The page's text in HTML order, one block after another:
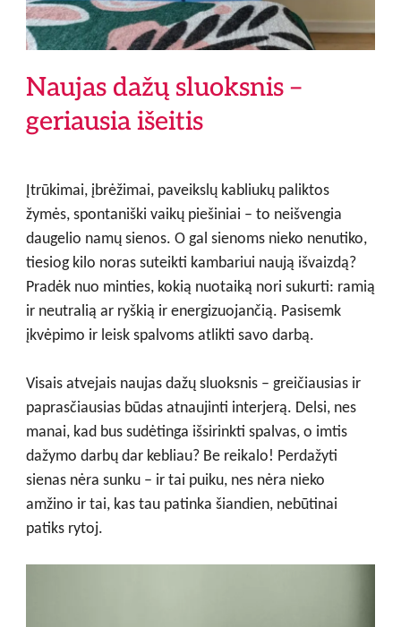
Naujas dažų sluoksnis –
geriausia išeitis
Įtrūkimai, įbrėžimai, paveikslų kabliukų paliktos
žymės, spontaniški vaikų piešiniai – to neišvengia
daugelio namų sienos. O gal sienoms nieko nenutiko,
tiesiog kilo noras suteikti kambariui naują išvaizdą?
Pradėk nuo minties, kokią nuotaiką nori sukurti: ramią
ir neutralią ar ryškią ir energizuojančią. Pasisemk
įkvėpimo ir leisk spalvoms atlikti savo darbą.
Visais atvejais naujas dažų sluoksnis – greičiausias ir
paprasčiausias būdas atnaujinti interjerą. Delsi, nes
manai, kad bus sudėtinga išsirinkti spalvas, o imtis
dažymo darbų dar kebliau? Be reikalo! Perdažyti
sienas nėra sunku – ir tai puiku, nes nėra nieko
amžino ir tai, kas tau patinka šiandien, nebūtinai
patiks rytoj.